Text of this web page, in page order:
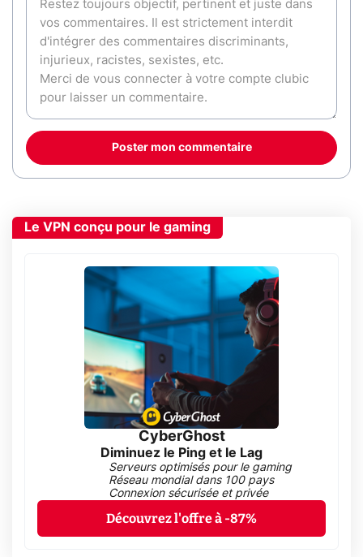
Poster mon commentaire
Le VPN conçu pour le gaming
CyberGhost
Diminuez le Ping et le Lag
Serveurs optimisés pour le gaming
Réseau mondial dans 100 pays
Connexion sécurisée et privée
Découvrez l'offre à -87%